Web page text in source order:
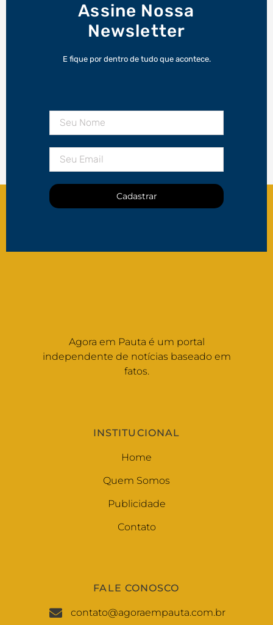
Assine Nossa
Newsletter
E fique por dentro de tudo que acontece.
Cadastrar
Agora em Pauta é um portal
independente de notícias baseado em
fatos.
INSTITUCIONAL
Home
Quem Somos
Publicidade
Contato
FALE CONOSCO
contato@agoraempauta.com.br